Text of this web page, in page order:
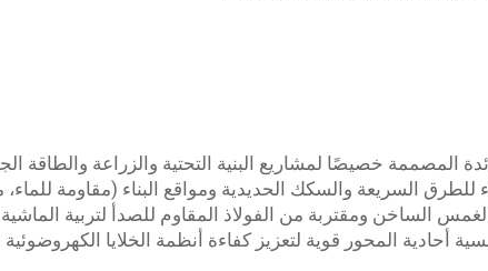
للطرق السريعة والسكك الحديدية ومواقع البناء (مقاومة
الساخن ومقتربة من الفولاذ المقاوم للصدأ لتربية
أحادية المحور قوية لتعزيز كفاءة أنظمة الخلايا